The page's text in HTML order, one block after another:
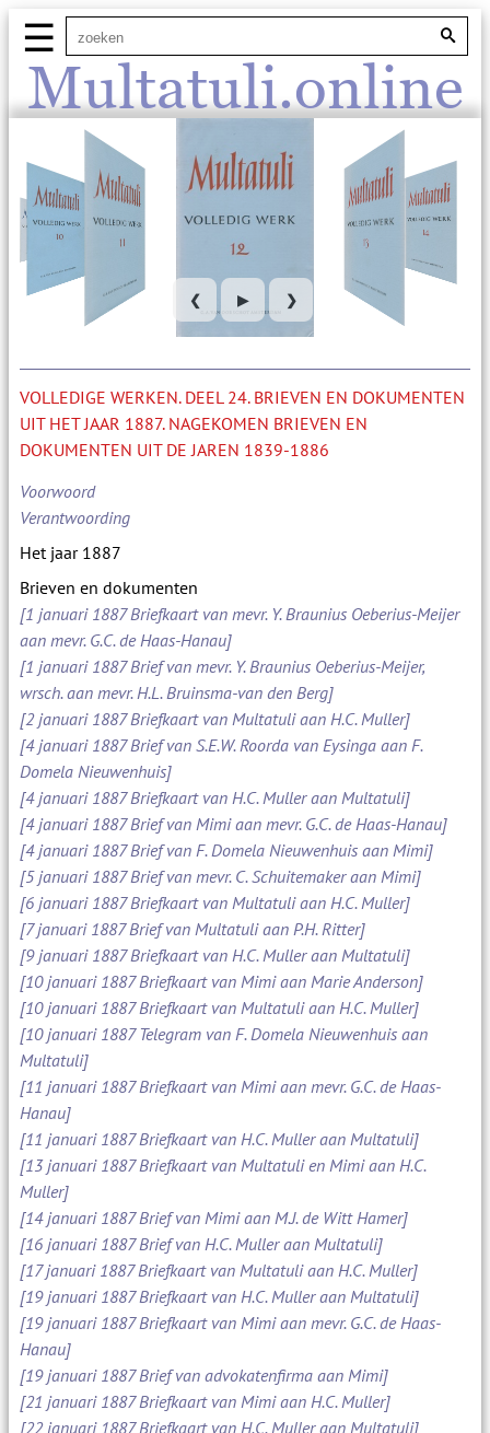
Multatuli.online
☰
❮ ▶ ❯
VOLLEDIGE WERKEN. DEEL 24. BRIEVEN EN DOKUMENTEN
UIT HET JAAR 1887. NAGEKOMEN BRIEVEN EN
DOKUMENTEN UIT DE JAREN 1839-1886
Voorwoord
Verantwoording
Het jaar 1887
Brieven en dokumenten
[1 januari 1887 Briefkaart van mevr. Y. Braunius Oeberius-Meijer
aan mevr. G.C. de Haas-Hanau]
[1 januari 1887 Brief van mevr. Y. Braunius Oeberius-Meijer,
wrsch. aan mevr. H.L. Bruinsma-van den Berg]
[2 januari 1887 Briefkaart van Multatuli aan H.C. Muller]
[4 januari 1887 Brief van S.E.W. Roorda van Eysinga aan F.
Domela Nieuwenhuis]
[4 januari 1887 Briefkaart van H.C. Muller aan Multatuli]
[4 januari 1887 Brief van Mimi aan mevr. G.C. de Haas-Hanau]
[4 januari 1887 Brief van F. Domela Nieuwenhuis aan Mimi]
[5 januari 1887 Brief van mevr. C. Schuitemaker aan Mimi]
[6 januari 1887 Briefkaart van Multatuli aan H.C. Muller]
[7 januari 1887 Brief van Multatuli aan P.H. Ritter]
[9 januari 1887 Briefkaart van H.C. Muller aan Multatuli]
[10 januari 1887 Briefkaart van Mimi aan Marie Anderson]
[10 januari 1887 Briefkaart van Multatuli aan H.C. Muller]
[10 januari 1887 Telegram van F. Domela Nieuwenhuis aan
Multatuli]
[11 januari 1887 Briefkaart van Mimi aan mevr. G.C. de Haas-
Hanau]
[11 januari 1887 Briefkaart van H.C. Muller aan Multatuli]
[13 januari 1887 Briefkaart van Multatuli en Mimi aan H.C.
Muller]
[14 januari 1887 Brief van Mimi aan M.J. de Witt Hamer]
[16 januari 1887 Brief van H.C. Muller aan Multatuli]
[17 januari 1887 Briefkaart van Multatuli aan H.C. Muller]
[19 januari 1887 Briefkaart van H.C. Muller aan Multatuli]
[19 januari 1887 Briefkaart van Mimi aan mevr. G.C. de Haas-
Hanau]
[19 januari 1887 Brief van advokatenfirma aan Mimi]
[21 januari 1887 Briefkaart van Mimi aan H.C. Muller]
[22 januari 1887 Briefkaart van H.C. Muller aan Multatuli]